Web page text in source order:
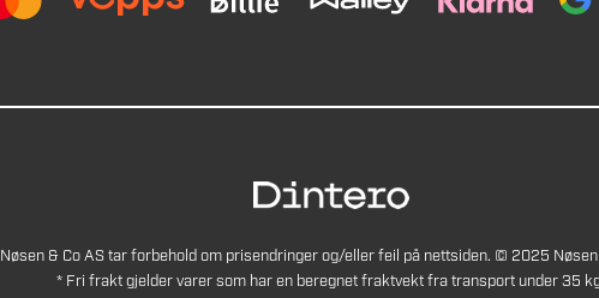
Nøsen & Co AS tar forbehold om prisendringer og/eller feil på nettsiden. © 2025 Nøsen
* Fri frakt gjelder varer som har en beregnet fraktvekt fra transport under 35